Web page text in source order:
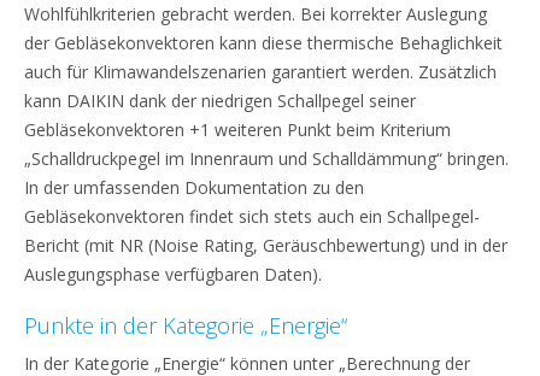
Wohlfühlkriterien gebracht werden. Bei korrekter Auslegung
der Gebläsekonvektoren kann diese thermische Behaglichkeit
auch für Klimawandelszenarien garantiert werden. Zusätzlich
kann DAIKIN dank der niedrigen Schallpegel seiner
Gebläsekonvektoren +1 weiteren Punkt beim Kriterium
„Schalldruckpegel im Innenraum und Schalldämmung“ bringen.
In der umfassenden Dokumentation zu den
Gebläsekonvektoren findet sich stets auch ein Schallpegel-
Bericht (mit NR (Noise Rating, Geräuschbewertung) und in der
Auslegungsphase verfügbaren Daten).
Punkte in der Kategorie „Energie“
In der Kategorie „Energie“ können unter „Berechnung der